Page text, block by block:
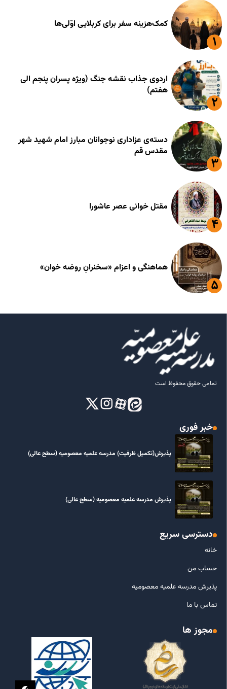
کمک‌هزینه سفر برای کربلایی اوّلی‌ها
اردوی جذاب نقشه جنگ (ویژه پسران پنجم الی
هفتم)
دسته‌ی عزاداری نوجوانان مبارز امام شهید شهر
مقدس قم
مقتل خوانی عصر عاشورا
هماهنگی و اعزام «سخنرانِ روضه خوان»
تمامی حقوق محفوظ است
خبر فوری
پذیرش(تکمیل ظرفیت) مدرسه علمیه معصومیه‌ (سطح عالی)
پذیرش مدرسه علمیه معصومیه‌ (سطح عالی)
دسترسی سریع
خانه
حساب من
پذیرش مدرسه علمیه معصومیه
تماس با ما
مجوز ها